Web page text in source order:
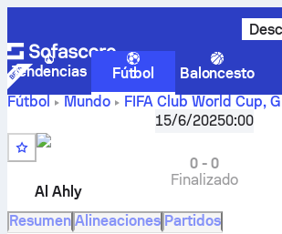
Tendencias Fútbol Baloncesto
Fútbol
Mundo FIFA Club World Cup,
Inter Miami CFen vivo,
clasificación, predicción y resultado en
15/6/20250:00
Al Ahly
0-0
Finalizado
Resumen Alineaciones Partidos